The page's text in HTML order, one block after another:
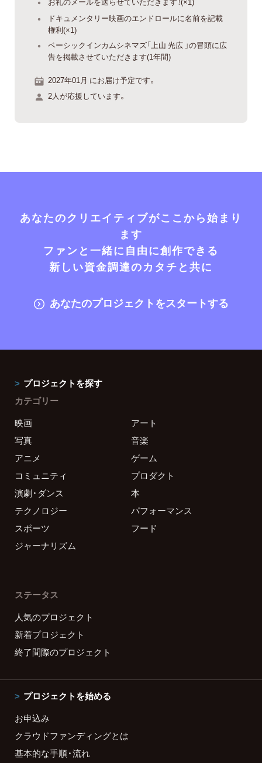
ドキュメンタリー映画のエンドロールに名前を記載
権利(×1)
ベーシックインカムシネマズ「上山 光広 」の冒頭に広
告を掲載させていただきます(1年間)
2027年01月 にお届け予定です。
2人が応援しています。
あなたのクリエイティブがここから始まり
ます
ファンと一緒に自由に創作できる
新しい資金調達のカタチと共に
あなたのプロジェクトをスタートする
プロジェクトを探す
カテゴリー
映画
アート
写真
音楽
アニメ
ゲーム
コミュニティ
プロダクト
演劇・ダンス
本
テクノロジー
パフォーマンス
スポーツ
フード
ジャーナリズム
ステータス
人気のプロジェクト
新着プロジェクト
終了間際のプロジェクト
プロジェクトを始める
お申込み
クラウドファンディングとは
基本的な手順・流れ